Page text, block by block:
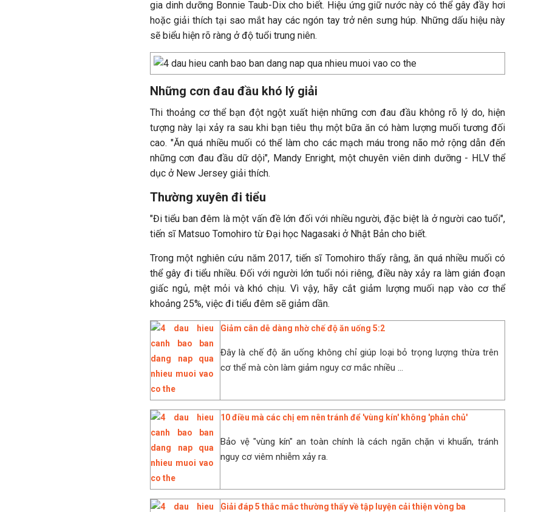
gia dinh dưỡng Bonnie Taub-Dix cho biết. Hiệu ứng giữ nước này có thể gây đầy hơi
hoặc giải thích tại sao mắt hay các ngón tay trở nên sưng húp. Những dấu hiệu này
sẽ biểu hiện rõ ràng ở độ tuổi trung niên.
Những cơn đau đầu khó lý giải
Thi thoảng cơ thể bạn đột ngột xuất hiện những cơn đau đầu không rõ lý do, hiện
tượng này lại xảy ra sau khi bạn tiêu thụ một bữa ăn có hàm lượng muối tương đối
cao. "Ăn quá nhiều muối có thể làm cho các mạch máu trong não mở rộng dẫn đến
những cơn đau đầu dữ dội", Mandy Enright, một chuyên viên dinh dưỡng - HLV thể
dục ở New Jersey giải thích.
Thường xuyên đi tiểu
"Đi tiểu ban đêm là một vấn đề lớn đối với nhiều người, đặc biệt là ở người cao tuổi",
tiến sĩ Matsuo Tomohiro từ Đại học Nagasaki ở Nhật Bản cho biết.
Trong một nghiên cứu năm 2017, tiến sĩ Tomohiro thấy rằng, ăn quá nhiều muối có
thể gây đi tiểu nhiều. Đối với người lớn tuổi nói riêng, điều này xảy ra làm gián đoạn
giấc ngủ, mệt mỏi và khó chịu. Vì vậy, hãy cắt giảm lượng muối nạp vào cơ thể
khoảng 25%, việc đi tiểu đêm sẽ giảm dần.
Giảm cân dễ dàng nhờ chế độ ăn uống 5:2
Đây là chế độ ăn uống không chỉ giúp loại bỏ trọng lượng thừa trên
cơ thể mà còn làm giảm nguy cơ mắc nhiều ...
10 điều mà các chị em nên tránh để 'vùng kín' không 'phản chủ'
Bảo vệ "vùng kín" an toàn chính là cách ngăn chặn vi khuẩn, tránh
nguy cơ viêm nhiễm xảy ra.
Giải đáp 5 thắc mắc thường thấy về tập luyện cải thiện vòng ba